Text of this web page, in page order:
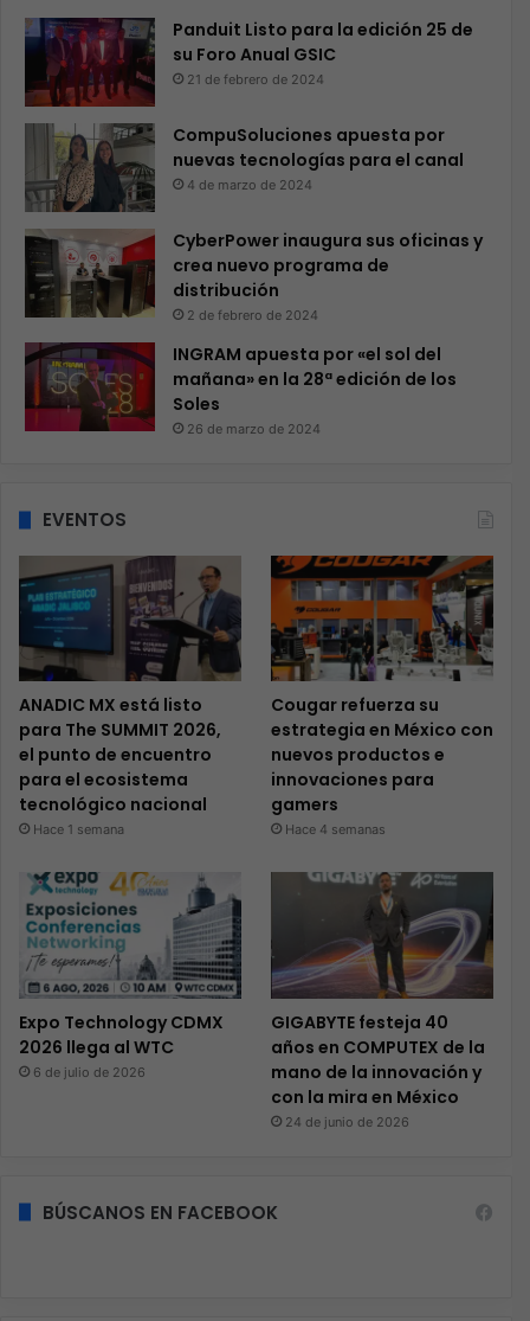
Panduit Listo para la edición 25 de
su Foro Anual GSIC
21 de febrero de 2024
CompuSoluciones apuesta por
nuevas tecnologías para el canal
4 de marzo de 2024
CyberPower inaugura sus oficinas y
crea nuevo programa de
distribución
2 de febrero de 2024
INGRAM apuesta por «el sol del
mañana» en la 28ª edición de los
Soles
26 de marzo de 2024
EVENTOS
ANADIC MX está listo
para The SUMMIT 2026,
el punto de encuentro
para el ecosistema
tecnológico nacional
Hace 1 semana
Cougar refuerza su
estrategia en México con
nuevos productos e
innovaciones para
gamers
Hace 4 semanas
Expo Technology CDMX
2026 llega al WTC
6 de julio de 2026
GIGABYTE festeja 40
años en COMPUTEX de la
mano de la innovación y
con la mira en México
24 de junio de 2026
BÚSCANOS EN FACEBOOK